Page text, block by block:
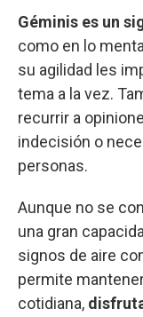
Géminis es un
como en lo
su agilidad les
tema a la vez.
recurrir a
indecisión o
personas.
Aunque no se
una gran
signos de aire
permite
cotidiana,